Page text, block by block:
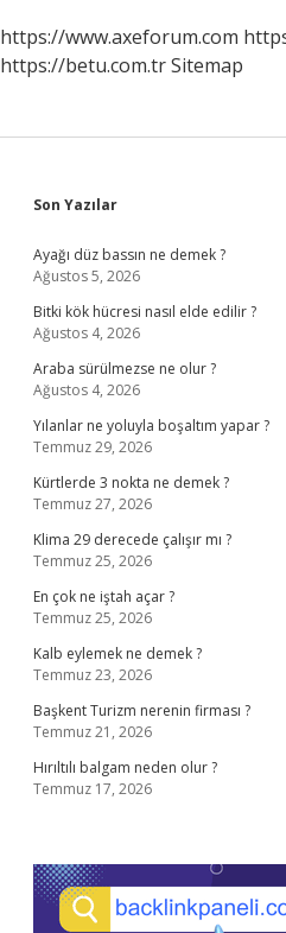
https://www.axeforum.com
https://betu.com.trSitemap
Sidebar
Son Yazılar
Ayağı düz bassın ne demek ?
Ağustos 5, 2026
Bitki kök hücresi nasıl elde edilir ?
Ağustos 4, 2026
Araba sürülmezse ne olur ?
Ağustos 4, 2026
Yılanlar ne yoluyla boşaltım yapar ?
Temmuz 29, 2026
Kürtlerde 3 nokta ne demek ?
Temmuz 27, 2026
Klima 29 derecede çalışır mı ?
Temmuz 25, 2026
En çok ne iştah açar ?
Temmuz 25, 2026
Kalb eylemek ne demek ?
Temmuz 23, 2026
Başkent Turizm nerenin firması ?
Temmuz 21, 2026
Hırıltılı balgam neden olur ?
Temmuz 17, 2026